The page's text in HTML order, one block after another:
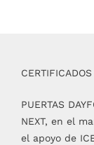
PUERTAS
NEXT, en el
el apoyo de